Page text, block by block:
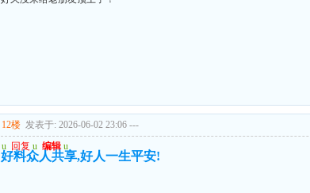
12楼 发表于: 2026-06-02 23:06 ---
u 回复 u 编辑 u
好料众人共享,好人一生平安!